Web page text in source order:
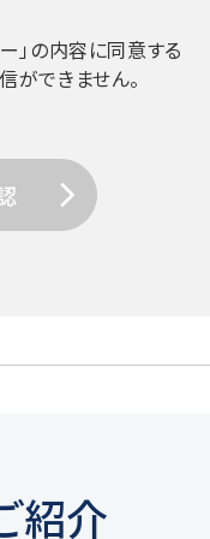
法な手段により取得
」の内容に同意する
できません。
紹介